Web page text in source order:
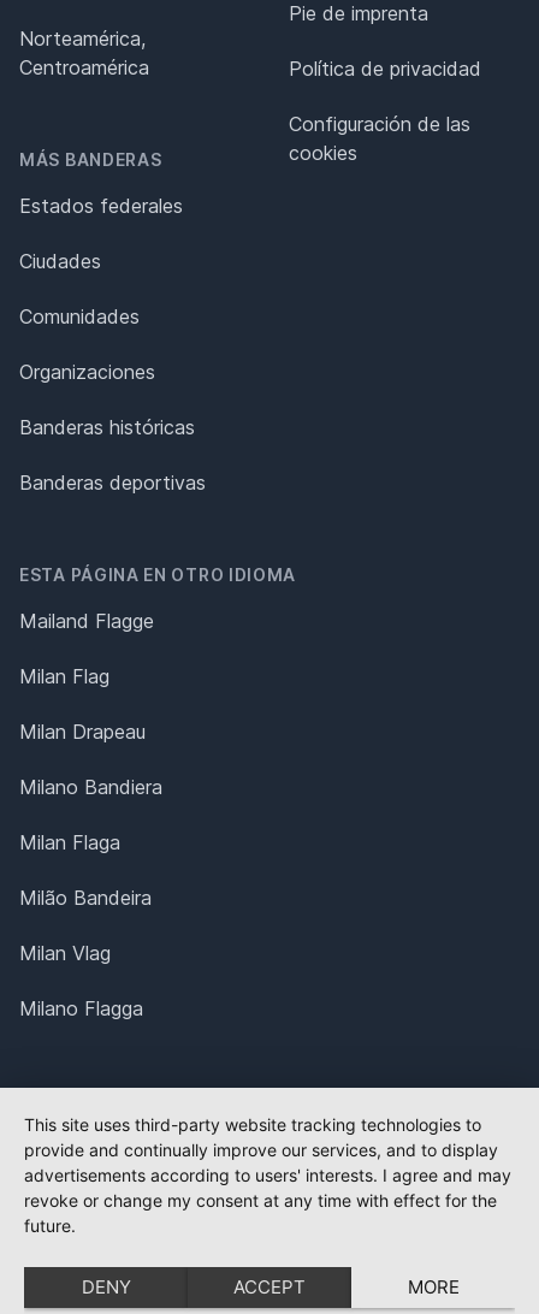
Norteamérica,
Centroamérica
MÁS BANDERAS
Estados federales
Ciudades
Comunidades
Organizaciones
Banderas históricas
Banderas deportivas
Pie de imprenta
Política de privacidad
Configuración de las
cookies
ESTA PÁGINA EN OTRO IDIOMA
Mailand Flagge
Milan Flag
Milan Drapeau
Milano Bandiera
Milan Flaga
Milão Bandeira
Milan Vlag
Milano Flagga
This site uses third-party website tracking technologies to
provide and continually improve our services, and to display
advertisements according to users' interests. I agree and may
revoke or change my consent at any time with effect for the
future.
DENY ACCEPT MORE